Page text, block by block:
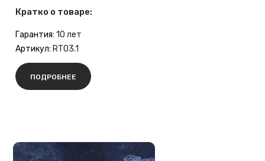
Кратко о товаре:
Гарантия: 10 лет
Артикул: RT03.1
ПОДРОБНЕЕ